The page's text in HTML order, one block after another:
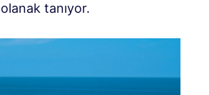
tanıyor.